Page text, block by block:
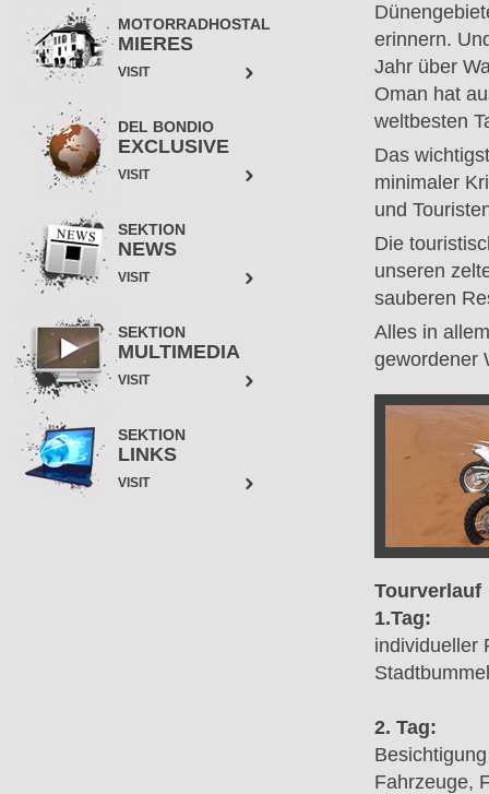
MOTORRADHOSTAL
MIERES
VISIT
DEL BONDIO
EXCLUSIVE
VISIT
SEKTION
NEWS
VISIT
SEKTION
MULTIMEDIA
VISIT
SEKTION
LINKS
VISIT
erinnern.
Jahr über
Oman hat
weltbesten
Das
minimaler
und
Die
unseren
sauberen
Alles in
gewordener
Tourverlauf
1.Tag:
individueller
2. Tag:
Fahrzeuge,